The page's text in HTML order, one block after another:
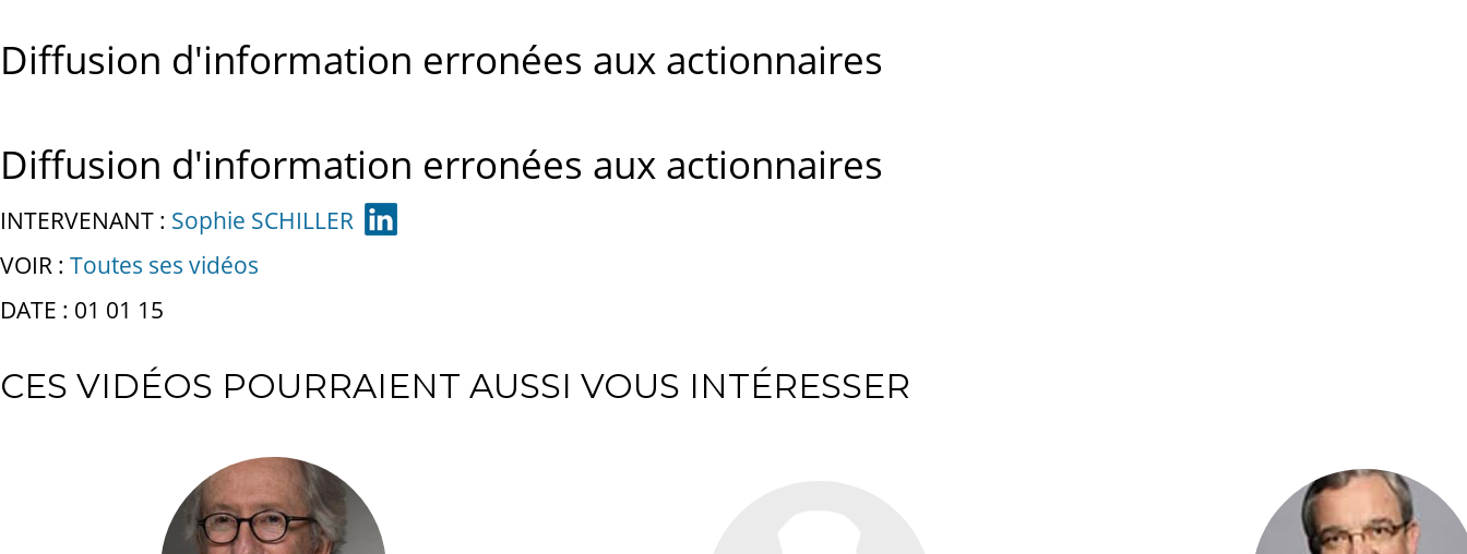
Diffusion d'information erronées aux actionnaires
Diffusion d'information erronées aux actionnaires
INTERVENANT : Sophie SCHILLER
VOIR : Toutes ses vidéos
DATE : 01 01 15
CES VIDÉOS POURRAIENT AUSSI VOUS INTÉRESSER